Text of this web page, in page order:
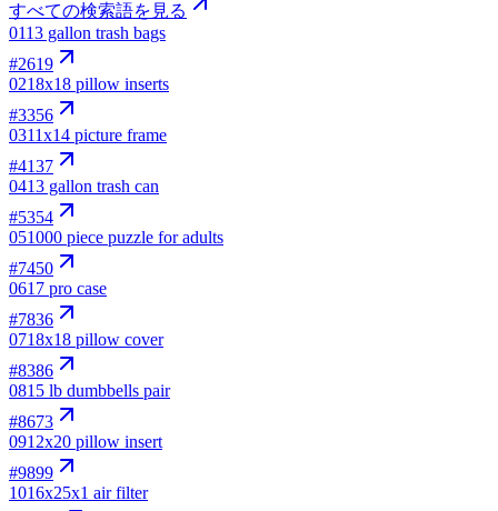
すべての検索語を見る
0113 gallon trash bags
#2619
0218x18 pillow inserts
#3356
0311x14 picture frame
#4137
0413 gallon trash can
#5354
051000 piece puzzle for adults
#7450
0617 pro case
#7836
0718x18 pillow cover
#8386
0815 lb dumbbells pair
#8673
0912x20 pillow insert
#9899
1016x25x1 air filter